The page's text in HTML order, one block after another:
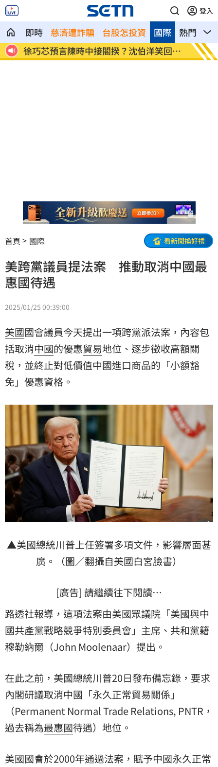
登入
即時 慈濟遭詐騙 台股怎投資 熱門 影
國際
聲
徐巧芯預言陳時中接閣揆？沈伯洋笑回這
句
前女
票
首頁 國際 看新聞換好禮
美跨黨議員提法案 推動取消中國最
惠國待遇
2025/01/25 00:39:00
美國國會議員今天提出一項跨黨派法案，內容包
括取消中國的優惠貿易地位、逐步徵收高額關
稅，並終止對低價值中國進口商品的「小額豁
免」優惠資格。
▲美國總統川普上任簽署多項文件，影響層面甚
廣。（圖／翻攝自美國白宮臉書）
[廣告] 請繼續往下閱讀…
路透社報導，這項法案由美國眾議院「美國與中
國共產黨戰略競爭特別委員會」主席、共和黨籍
穆勒納爾（John Moolenaar）提出。
在此之前，美國總統川普20日發布備忘錄，要求
內閣研議取消中國「永久正常貿易關係」
（Permanent Normal Trade Relations, PNTR，
過去稱為最惠國待遇）地位。
美國國會於2000年通過法案，賦予中國永久正常